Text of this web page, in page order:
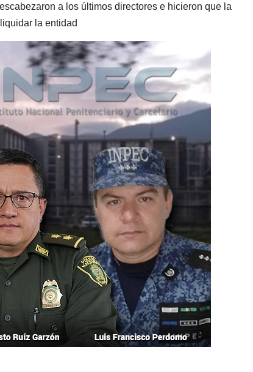
a los últimos directores e hicieron que la
la entidad